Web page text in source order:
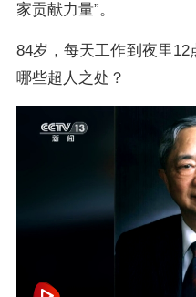
家贡献力量”。
84岁，每天工作到夜里
哪些超人之处？